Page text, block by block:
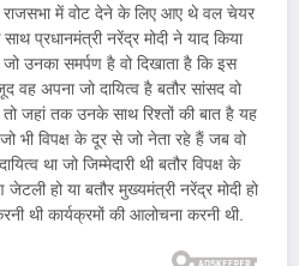
राजसभा में वोट देने के लिए आए थे वल चेयर
प्रधानमंत्री नरेंद्र मोदी ने याद किया
उनका समर्पण है वो दिखाता है कि इस
अपना जो दायित्व है बतौर सांसद वो
जहां तक उनके साथ रिश्तों की बात है यह
भी विपक्ष के दूर से जो नेता रहे हैं जब वो
था जो जिम्मेदारी थी बतौर विपक्ष के
हो या बतौर मुख्यमंत्री नरेंद्र मोदी हो
थी कार्यक्रमों की आलोचना करनी थी.